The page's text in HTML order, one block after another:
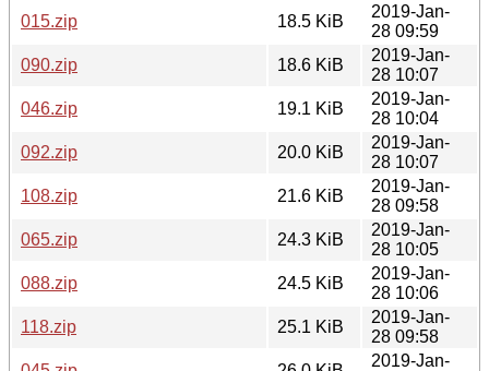
015.zip
18.5 KiB
2019-Jan-
28 09:59
090.zip
18.6 KiB
2019-Jan-
28 10:07
046.zip
19.1 KiB
2019-Jan-
28 10:04
092.zip
20.0 KiB
2019-Jan-
28 10:07
108.zip
21.6 KiB
2019-Jan-
28 09:58
065.zip
24.3 KiB
2019-Jan-
28 10:05
088.zip
24.5 KiB
2019-Jan-
28 10:06
118.zip
25.1 KiB
2019-Jan-
28 09:58
2019-Jan-